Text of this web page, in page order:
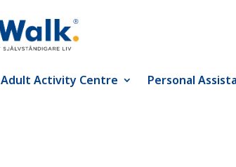
Adult Activity Centre Personal